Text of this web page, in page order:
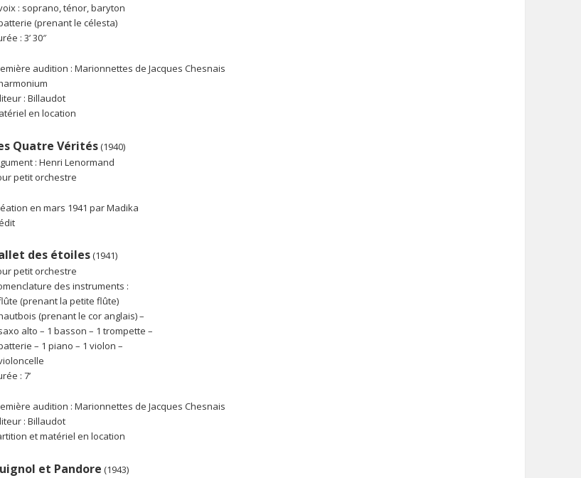
: soprano, ténor, baryton
(prenant le célesta)
: 3’ 30″
audition : Marionnettes de Jacques Chesnais
: Billaudot
en location
Quatre Vérités(1940)
: Henri Lenormand
petit orchestre
en mars 1941 par Madika
des étoiles(1941)
petit orchestre
des instruments :
(prenant la petite flûte)
(prenant le cor anglais) –
alto – 1 basson – 1 trompette –
– 1 piano – 1 violon –
: 7’
audition : Marionnettes de Jacques Chesnais
: Billaudot
et matériel en location
et Pandore (1943)